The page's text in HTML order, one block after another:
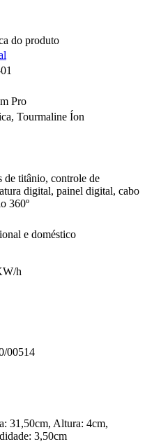
do produto
Pro
Tourmaline Íon
de titânio, controle de
digital, painel digital, cabo
360º
e doméstico
h
00514
31,50cm, Altura: 4cm,
3,50cm